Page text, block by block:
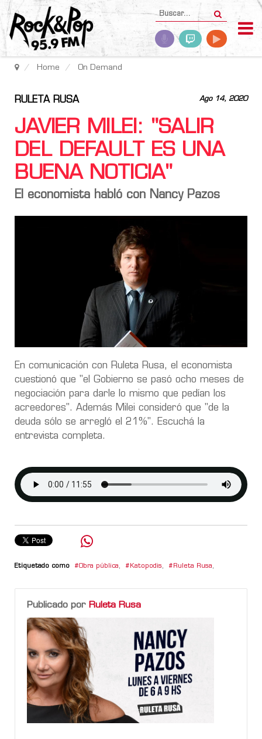
Home On Demand
Ago 14, 2020
RULETA RUSA
JAVIER MILEI: "SALIR
DEL DEFAULT ES UNA
BUENA NOTICIA"
El economista habló con Nancy Pazos
En comunicación con Ruleta Rusa, el economista
cuestionó que "el Gobierno se pasó ocho meses de
negociación para darle lo mismo que pedían los
acreedores". Además Milei consideró que "de la
deuda sólo se arregló el 21%". Escuchá la
entrevista completa.
Etiquetado como Obra pública, Katopodis, Ruleta Rusa,
Publicado por Ruleta Rusa